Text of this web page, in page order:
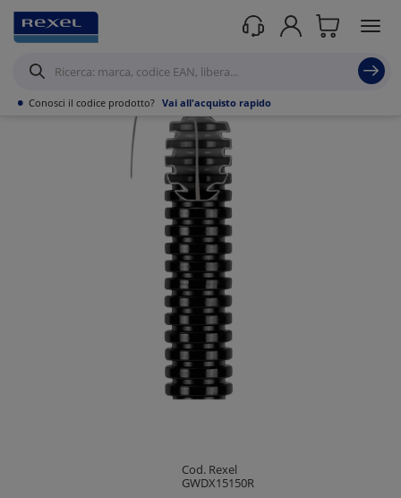
• Conosci il codice prodotto? Vai all'acquisto rapido
Prodotti /Canalizzazioni Tubo PVC,Metallo,Guaine e Accessori /Tubi
corrugati/
Cod. Rexel
GWDX15150R